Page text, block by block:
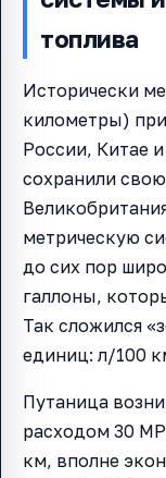
топлива
Исторически
километры)
России, Китае
сохранили
метрическую
до сих пор
галлоны,
Так сложился
единиц: л/100
Путаница
расходом 30
км, вполне